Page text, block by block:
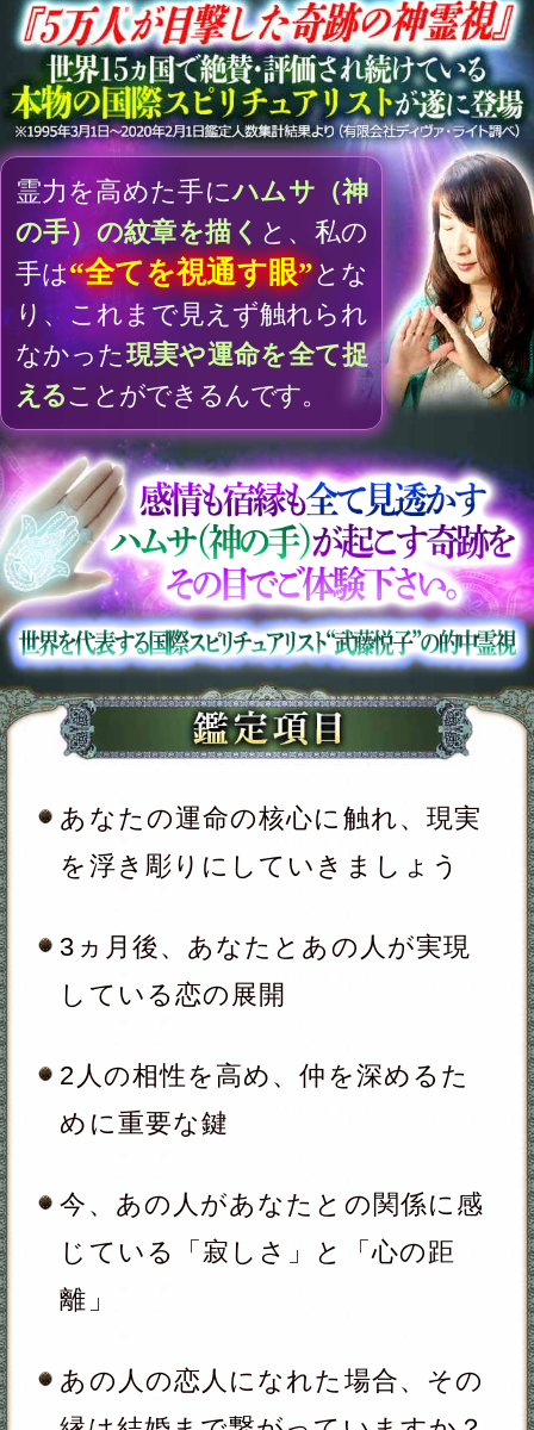
あなたの運命の核心に触れ、現実
を浮き彫りにしていきましょう
3ヵ月後、あなたとあの人が実現
している恋の展開
2人の相性を高め、仲を深めるた
めに重要な鍵
今、あの人があなたとの関係に感
じている「寂しさ」と「心の距
離」
あの人の恋人になれた場合、その
縁は結婚まで繋がっていますか？
【現実です。受け入れて】あの人
を取り巻く異性の中で、あなたの
どんな状況になったら、この片想
いを諦め終わらせるべき？
あの人と心を通い合わせるために
「あなたからのアクション」
あの人が妄想し理想を描いている
この恋を諦めなかった場合……あ
の人と結ばれる可能性はある？
これから、2人にとって絶対的な
その転機を経て、2人の間に起こ